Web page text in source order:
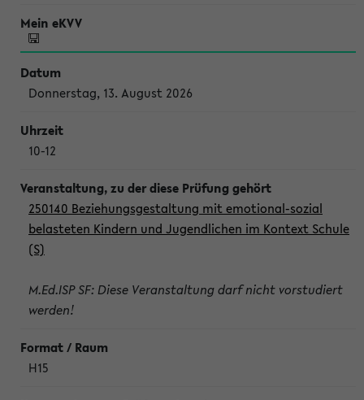
Donnerstag, 13. August 2026
10-12
250140 Beziehungsgestaltung mit emotional-sozial
belasteten Kindern und Jugendlichen im Kontext Schule
(S)
M.Ed.ISP SF: Diese Veranstaltung darf nicht vorstudiert
werden!
H15